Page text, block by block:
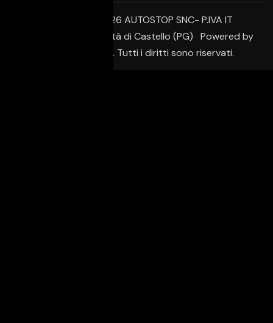
© Copyright 2026 AUTOSTOP SNC- P.IVA IT
02650950542 – Città di Castello (PG) Powered by
Creative Agency. Tutti i diritti sono riservati.